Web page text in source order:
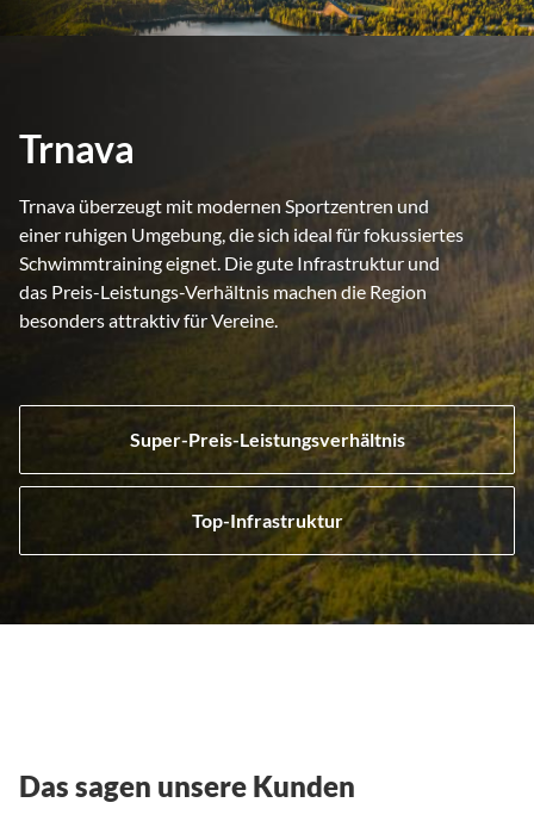
Trnava
Trnava überzeugt mit modernen Sportzentren und
einer ruhigen Umgebung, die sich ideal für fokussiertes
Schwimmtraining eignet. Die gute Infrastruktur und
das Preis-Leistungs-Verhältnis machen die Region
besonders attraktiv für Vereine.
Super-Preis-Leistungsverhältnis
Top-Infrastruktur
Das sagen unsere Kunden